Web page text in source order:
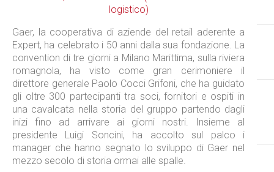
Gaer, la cooperativa di aziende del retail aderente a
Expert, ha celebrato i 50 anni dalla sua fondazione. La
convention di tre giorni a Milano Marittima, sulla riviera
romagnola, ha visto come gran cerimoniere il
direttore generale Paolo Cocci Grifoni, che ha guidato
gli oltre 300 partecipanti tra soci, fornitori e ospiti in
una cavalcata nella storia del gruppo partendo dagli
inizi fino ad arrivare ai giorni nostri. Insieme al
presidente Luigi Soncini, ha accolto sul palco i
manager che hanno segnato lo sviluppo di Gaer nel
mezzo secolo di storia ormai alle spalle.